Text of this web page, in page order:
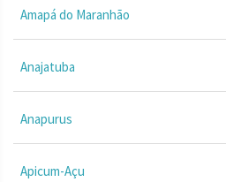
Amapá do Maranhão
Anajatuba
Anapurus
Apicum-Açu